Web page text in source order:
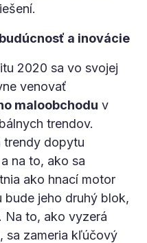
a inovácie
2020 sa vo svojej
venovať
maloobchodu v
trendov.
trendy dopytu
na to, ako sa
ako hnací motor
bude jeho druhý blok,
Na to, ako vyzerá
, sa zameria kľúčový